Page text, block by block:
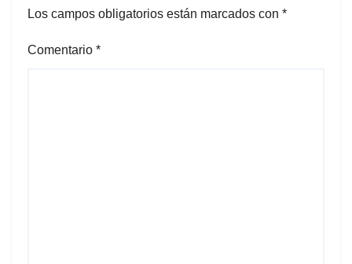
Los campos obligatorios están marcados con *
Comentario *